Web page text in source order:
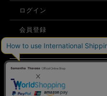
ログイン
会員登録
利用規約
お問い合わせ
プライバシーポリシー
弊社はCookieを利用し、Webの
ております。「承諾する」をク